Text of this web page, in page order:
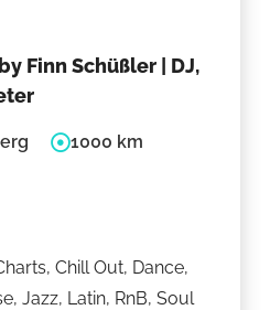
Finn Schüßler | DJ,
1000 km
Chill Out, Dance,
Jazz, Latin, RnB, Soul